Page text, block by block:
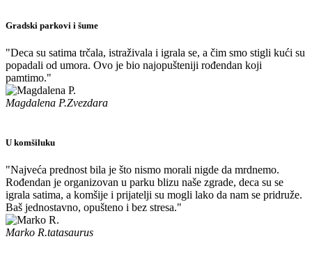
Gradski parkovi i šume
"Deca su satima trčala, istraživala i igrala se, a čim smo stigli kući su
popadali od umora. Ovo je bio najopušteniji rođendan koji
pamtimo."
Magdalena P.Zvezdara
U komšiluku
"Najveća prednost bila je što nismo morali nigde da mrdnemo.
Rođendan je organizovan u parku blizu naše zgrade, deca su se
igrala satima, a komšije i prijatelji su mogli lako da nam se pridruže.
Baš jednostavno, opušteno i bez stresa."
Marko R.tatasaurus